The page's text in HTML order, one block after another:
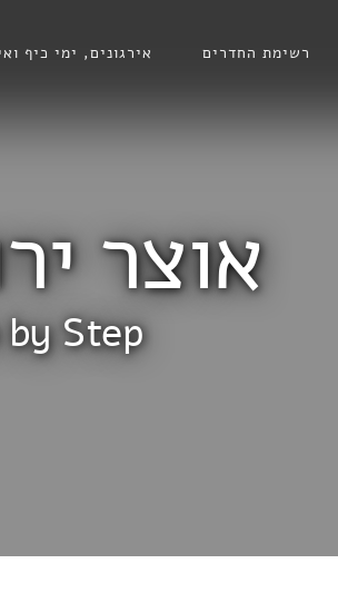
אוצר
Step
רשימת החדרים אירגונים, ימי כיף